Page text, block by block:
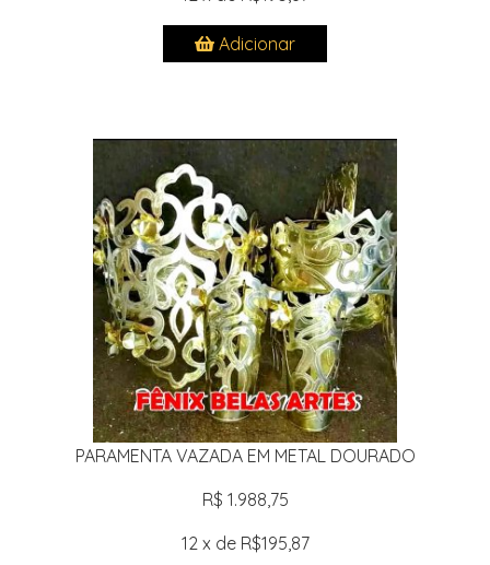
Adicionar
PARAMENTA VAZADA EM METAL DOURADO
R$ 1.988,75
12 x de R$195,87